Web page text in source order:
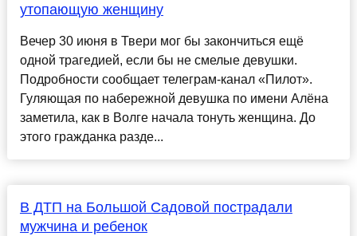
утопающую женщину
Вечер 30 июня в Твери мог бы закончиться ещё
одной трагедией, если бы не смелые девушки.
Подробности сообщает телеграм-канал «Пилот».
Гуляющая по набережной девушка по имени Алёна
заметила, как в Волге начала тонуть женщина. До
этого гражданка разде...
В ДТП на Большой Садовой пострадали
мужчина и ребенок